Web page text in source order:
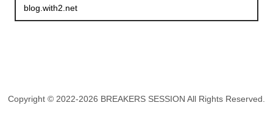
blog.with2.net
Copyright © 2022-2026 BREAKERS SESSION All Rights Reserved.